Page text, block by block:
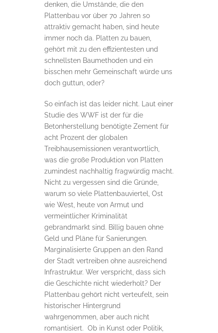
denken, die Umstände, die den
Plattenbau vor über 70 Jahren so
attraktiv gemacht haben, sind heute
immer noch da. Platten zu bauen,
gehört mit zu den effizientesten und
schnellsten Baumethoden und ein
bisschen mehr Gemeinschaft würde uns
doch guttun, oder?
So einfach ist das leider nicht. Laut einer
Studie des WWF ist der für die
Betonherstellung benötigte Zement für
acht Prozent der globalen
Treibhausemissionen verantwortlich,
was die große Produktion von Platten
zumindest nachhaltig fragwürdig macht.
Nicht zu vergessen sind die Gründe,
warum so viele Plattenbauviertel, Ost
wie West, heute von Armut und
vermeintlicher Kriminalität
gebrandmarkt sind. Billig bauen ohne
Geld und Pläne für Sanierungen.
Marginalisierte Gruppen an den Rand
der Stadt vertreiben ohne ausreichend
Infrastruktur. Wer verspricht, dass sich
die Geschichte nicht wiederholt? Der
Plattenbau gehört nicht verteufelt, sein
historischer Hintergrund
wahrgenommen, aber auch nicht
romantisiert. Ob in Kunst oder Politik,